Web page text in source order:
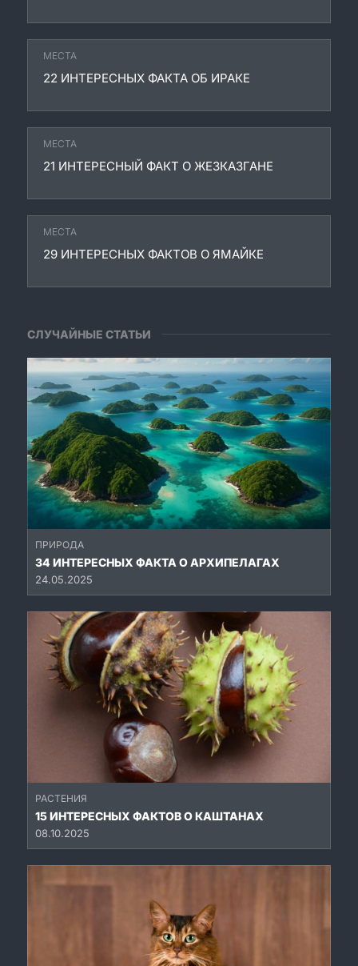
МЕСТА
22 ИНТЕРЕСНЫХ ФАКТА ОБ ИРАКЕ
МЕСТА
21 ИНТЕРЕСНЫЙ ФАКТ О ЖЕЗКАЗГАНЕ
МЕСТА
29 ИНТЕРЕСНЫХ ФАКТОВ О ЯМАЙКЕ
СЛУЧАЙНЫЕ СТАТЬИ
ПРИРОДА
34 ИНТЕРЕСНЫХ ФАКТА О АРХИПЕЛАГАХ
24.05.2025
РАСТЕНИЯ
15 ИНТЕРЕСНЫХ ФАКТОВ О КАШТАНАХ
08.10.2025